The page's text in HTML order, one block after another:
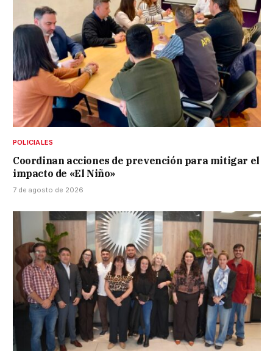
POLICIALES
Coordinan acciones de prevención para mitigar el
impacto de «El Niño»
7 de agosto de 2026